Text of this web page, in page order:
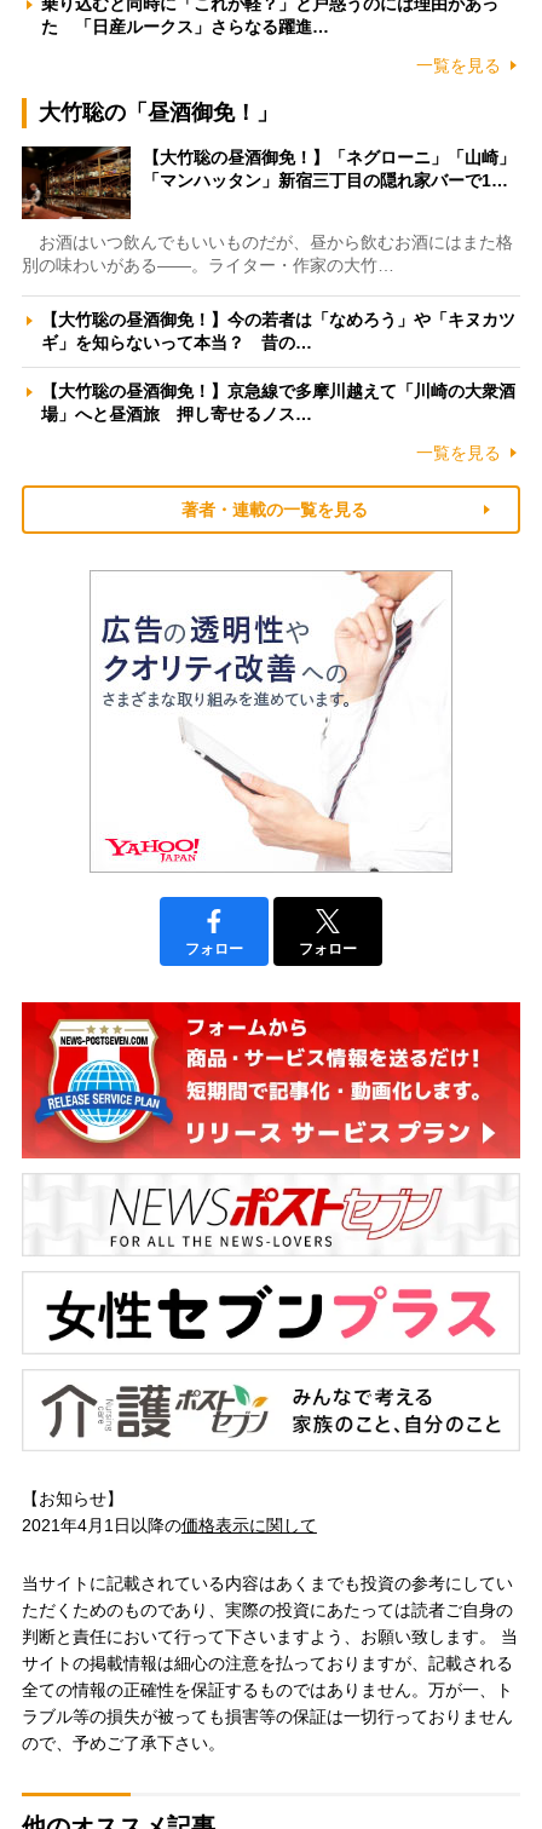
た 「日産ルークス」さらなる躍進…
一覧を見る
大竹聡の「昼酒御免！」
【大竹聡の昼酒御免！】「ネグローニ」「山崎」
「マンハッタン」新宿三丁目の隠れ家バーで1…
お酒はいつ飲んでもいいものだが、昼から飲むお酒にはまた格
別の味わいがある――。ライター・作家の大竹…
【大竹聡の昼酒御免！】今の若者は「なめろう」や「キヌカツ
ギ」を知らないって本当？ 昔の…
【大竹聡の昼酒御免！】京急線で多摩川越えて「川崎の大衆酒
場」へと昼酒旅 押し寄せるノス…
一覧を見る
著者・連載の一覧を見る
フォロー フォロー
【お知らせ】
2021年4月1日以降の価格表示に関して
当サイトに記載されている内容はあくまでも投資の参考にしてい
ただくためのものであり、実際の投資にあたっては読者ご自身の
判断と責任において行って下さいますよう、お願い致します。 当
サイトの掲載情報は細心の注意を払っておりますが、記載される
全ての情報の正確性を保証するものではありません。万が一、ト
ラブル等の損失が被っても損害等の保証は一切行っておりません
ので、予めご了承下さい。